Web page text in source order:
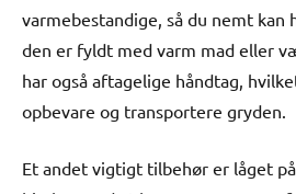
varmebestandige, så du nemt kan
den er fyldt med varm mad eller
har også aftagelige håndtag,
opbevare og transportere gryden.
Et andet vigtigt tilbehør er låget